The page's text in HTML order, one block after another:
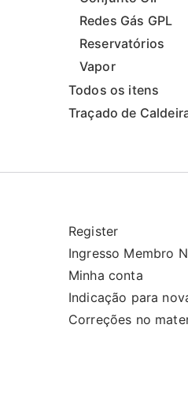
Redes Gás GPL
Reservatórios
Vapor
Todos os itens
Traçado de
Register
Ingresso Membro
Minha conta
Indicação para
Correções no